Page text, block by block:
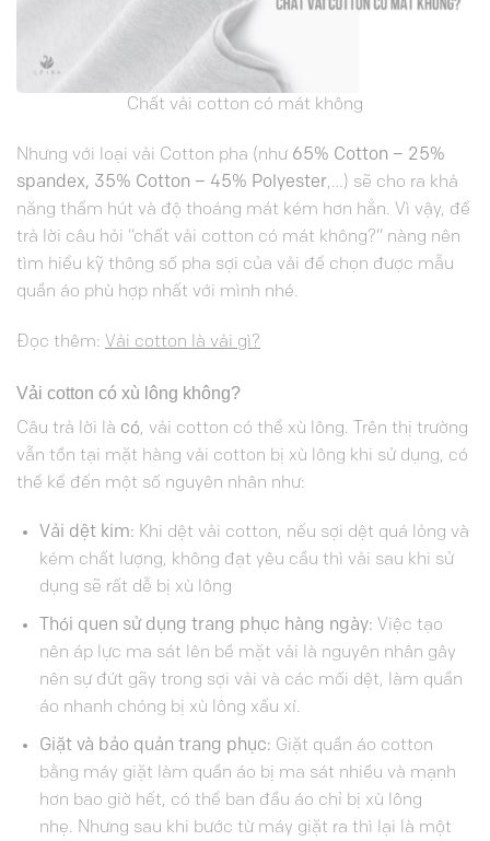
Chất vải cotton có mát không
Nhưng với loại vải Cotton pha (như 65% Cotton – 25%
spandex, 35% Cotton – 45% Polyester,…) sẽ cho ra khả
năng thấm hút và độ thoáng mát kém hơn hẳn. Vì vậy, để
trả lời câu hỏi “chất vải cotton có mát không?” nàng nên
tìm hiểu kỹ thông số pha sợi của vải để chọn được mẫu
quần áo phù hợp nhất với mình nhé.
Đọc thêm: Vải cotton là vải gì?
Vải cotton có xù lông không?
Câu trả lời là có, vải cotton có thể xù lông. Trên thị trường
vẫn tồn tại mặt hàng vải cotton bị xù lông khi sử dụng, có
thể kể đến một số nguyên nhân như:
Vải dệt kim: Khi dệt vải cotton, nếu sợi dệt quá lỏng và
kém chất lượng, không đạt yêu cầu thì vải sau khi sử
dụng sẽ rất dễ bị xù lông
Thói quen sử dụng trang phục hàng ngày: Việc tạo
nên áp lực ma sát lên bề mặt vải là nguyên nhân gây
nên sự đứt gãy trong sợi vải và các mối dệt, làm quần
áo nhanh chóng bị xù lông xấu xí.
Giặt và bảo quản trang phục: Giặt quần áo cotton
bằng máy giặt làm quần áo bị ma sát nhiều và mạnh
hơn bao giờ hết, có thể ban đầu áo chỉ bị xù lông
nhẹ. Nhưng sau khi bước từ máy giặt ra thì lại là một